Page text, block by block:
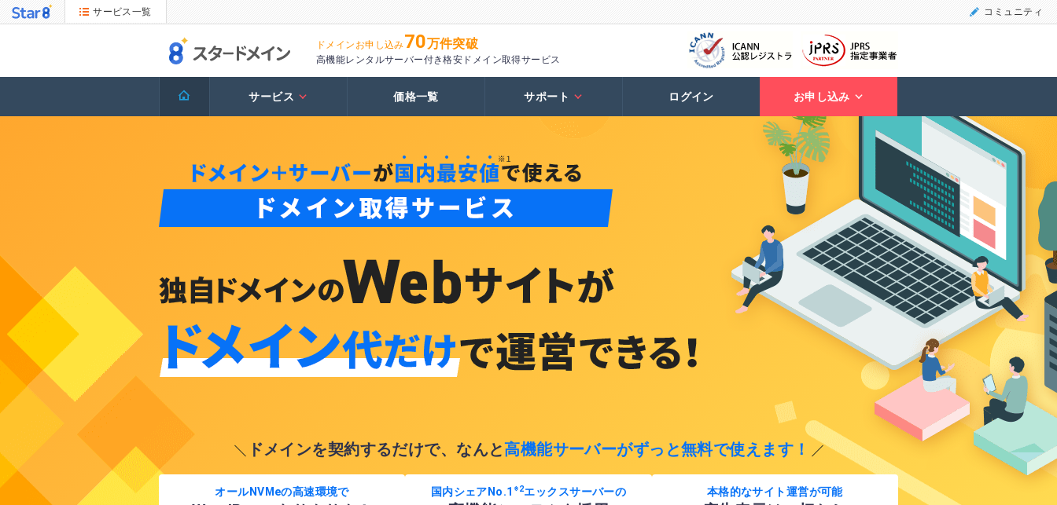
サービス一覧 コミュニティ
ドメインお申し込み70万件突破
高機能レンタルサーバー付き格安ドメイン取得サービス
サービス 価格一覧 サポート ログイン お申し込み
ドメインを契約するだけで、なんと高機能サーバーがずっと無料で使えます！
オールNVMeの高速環境で 国内シェアNo.1 ※2エックスサーバーの 本格的なサイト運営が可能